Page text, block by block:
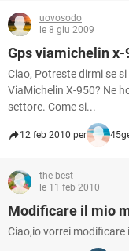
uovosodo
le 8 giu 2009
Gps viamichelin x-
Ciao, Potreste dirmi se
ViaMichelin X-950? Ne
settore. Come si...
12 feb 2010 per
the best
le 11 feb 2010
Modificare il mio
Ciao,io vorrei modificare